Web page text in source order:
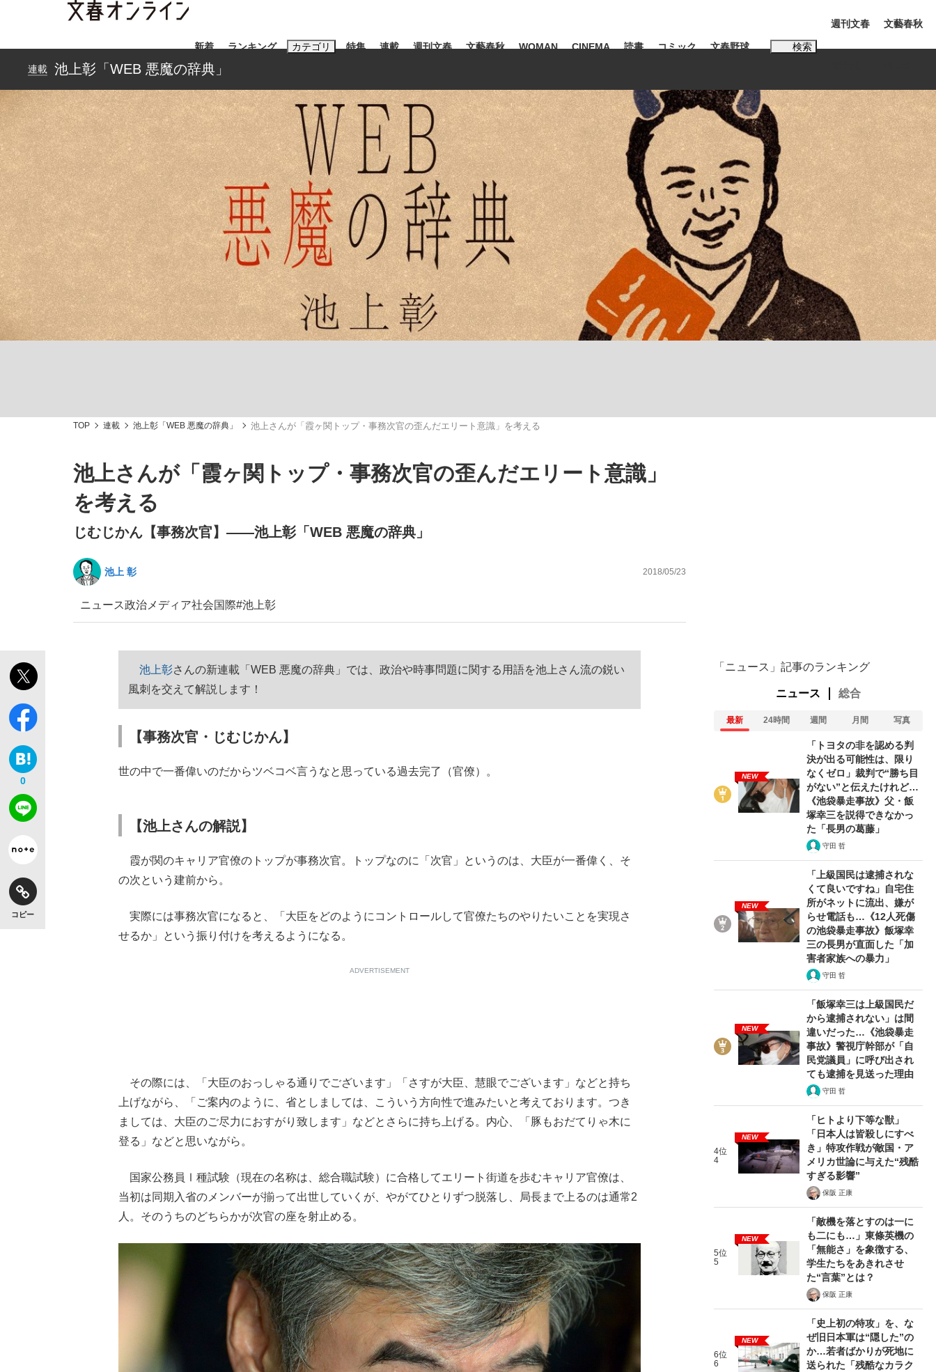
新着 ランキング カテゴリ
《BTS厳戒トーキョー滞在記》RM→渋谷で飲み会、JIN→伊豆の... 「90%は失敗する。でも…」本田圭佑が初めて明かした日本代表監督に...
「クマが悪者扱いされているのが悲しい」『北の国から』倉本聰氏（91...
特集
日本生まれのK-POPアイドルたち 終戦から81年
キングの誕生を、目撃せよ。
連載 週刊文春 文藝春秋 WOMAN CINEMA 読書 コミック 文春野球 検索
おすすめのキーワードタグ一覧
#藤田晋 #三山凌輝 #高市早苗 #後藤真希 #森岡毅 #城彰二 #内田有紀
#松田聖子
#玉木雄一郎
#亀和田武
週刊文春 文藝春秋
連載 池上彰「WEB 悪魔の辞典」
TOP 連載 池上彰「WEB 悪魔の辞典」 池上さんが「霞ヶ関トップ・事務次官の歪んだエリート意識」を考える
池上さんが「霞ヶ関トップ・事務次官の歪んだエリート意識」
を考える
じむじかん【事務次官】――池上彰「WEB 悪魔の辞典」
池上 彰 2018/05/23
ニュース政治 メディア社会国際#池上彰
0
コピー
池上彰さんの新連載「WEB 悪魔の辞典」では、政治や時事問題に関する用語を池上さん流の鋭い
風刺を交えて解説します！
【事務次官・じむじかん】
世の中で一番偉いのだからツベコベ言うなと思っている過去完了（官僚）。
【池上さんの解説】
霞が関のキャリア官僚のトップが事務次官。トップなのに「次官」というのは、大臣が一番偉く、そ
の次という建前から。
実際には事務次官になると、「大臣をどのようにコントロールして官僚たちのやりたいことを実現さ
せるか」という振り付けを考えるようになる。
ADVERTISEMENT
その際には、「大臣のおっしゃる通りでございます」「さすが大臣、慧眼でございます」などと持ち
上げながら、「ご案内のように、省としましては、こういう方向性で進みたいと考えております。つき
ましては、大臣のご尽力におすがり致します」などとさらに持ち上げる。内心、「豚もおだてりゃ木に
登る」などと思いながら。
国家公務員Ⅰ種試験（現在の名称は、総合職試験）に合格してエリート街道を歩むキャリア官僚は、
当初は同期入省のメンバーが揃って出世していくが、やがてひとりずつ脱落し、局長まで上るのは通常2
人。そのうちのどちらかが次官の座を射止める。
「ニュース」記事のランキング
ニュース 総合
最新 24時間 週間 月間 写真
NEW
「トヨタの非を認める判
決が出る可能性は、限り
なくゼロ」裁判で“勝ち目
がない”と伝えたけれど…
《池袋暴走事故》父・飯
塚幸三を説得できなかっ
た「長男の葛藤」
守田 哲
NEW
「上級国民は逮捕されな
くて良いですね」自宅住
所がネットに流出、嫌が
らせ電話も…《12人死傷
の池袋暴走事故》飯塚幸
三の長男が直面した「加
害者家族への暴力」
守田 哲
NEW
「飯塚幸三は上級国民だ
から逮捕されない」は間
違いだった…《池袋暴走
事故》警視庁幹部が「自
民党議員」に呼び出され
ても逮捕を見送った理由
守田 哲
4位
4
NEW
「ヒトより下等な獣」
「日本人は皆殺しにすべ
き」特攻作戦が敵国・ア
メリカ世論に与えた“残酷
すぎる影響”
保阪 正康
5位
5
NEW
「敵機を落とすのは一に
も二にも…」東條英機の
「無能さ」を象徴する、
学生たちをあきれさせ
た“言葉”とは？
保阪 正康
6位
6
NEW
「史上初の特攻」を、な
ぜ旧日本軍は“隠した”の
か…若者ばかりが死地に
送られた「残酷なカラク